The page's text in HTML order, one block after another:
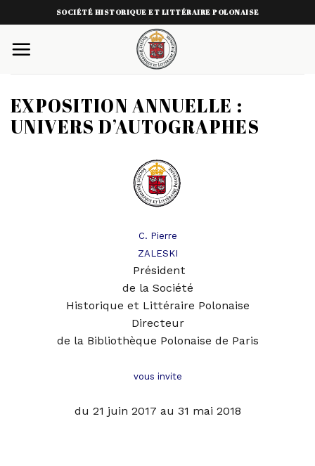
to
content
SOCIÉTÉ HISTORIQUE ET LITTÉRAIRE POLONAISE
EXPOSITION ANNUELLE :
UNIVERS D’AUTOGRAPHES
C. Pierre
ZALESKI
Président
de la Société
Historique et Littéraire Polonaise
Directeur
de la Bibliothèque Polonaise de Paris
vous invite
du 21 juin 2017 au 31 mai 2018